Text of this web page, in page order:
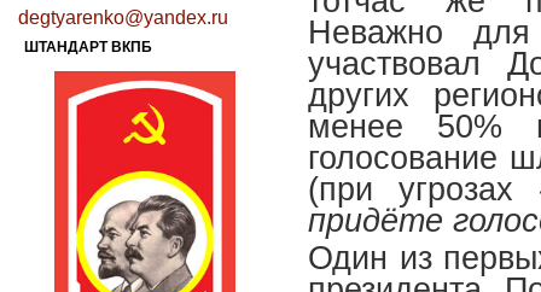
Неважно
участвовал
других
менее 50%
голосование
(при
придёте
Один из
degtyarenko@yandex.ru
ШТАНДАРТ ВКПБ